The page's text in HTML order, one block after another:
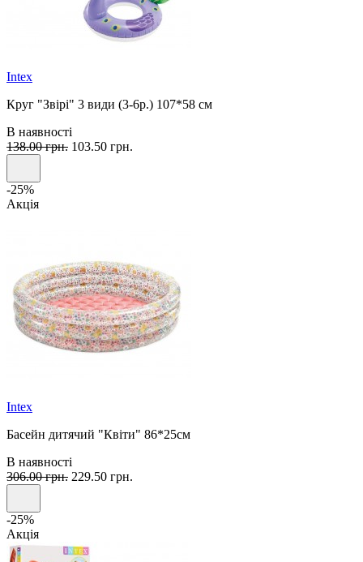
Intex
Круг "Звірі" 3 види (3-6р.) 107*58 см
В наявності
138.00 грн. 103.50 грн.
-25%
Акція
Intex
Басейн дитячий "Квіти" 86*25см
В наявності
306.00 грн. 229.50 грн.
-25%
Акція